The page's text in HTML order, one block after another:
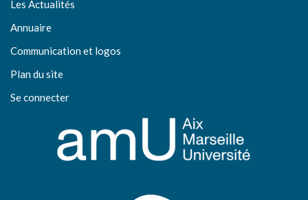
Les Actualités
Annuaire
Communication et logos
Plan du site
Se connecter